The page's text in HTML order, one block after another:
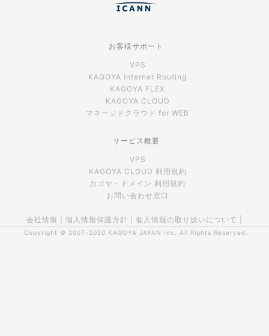
お客様サポート
VPS
KAGOYA Internet Routing
KAGOYA FLEX
KAGOYA CLOUD
マネージドクラウド for WEB
サービス概要
VPS
KAGOYA CLOUD 利用規約
カゴヤ・ドメイン 利用規約
お問い合わせ窓口
会社情報 個人情報保護方針 個人情報の取り扱いについて
Copyright © 2007-2020 KAGOYA JAPAN Inc. All Rights Reserved.